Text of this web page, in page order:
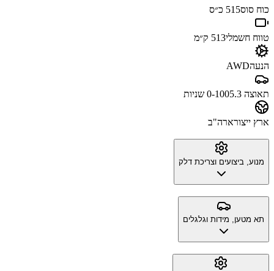
כוח סוס515 כ״ס
טווח חשמלי513 ק״מ
הנעהAWD
תאוצה 0-100 5.3 שניות
ארץ ייצורארה"ב
מנוע, ביצועים וצריכת דלק
תא מטען, מידות וגלגלים